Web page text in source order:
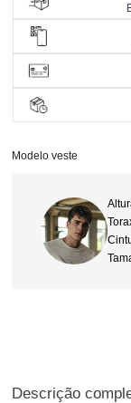
Modelo veste
Descrição